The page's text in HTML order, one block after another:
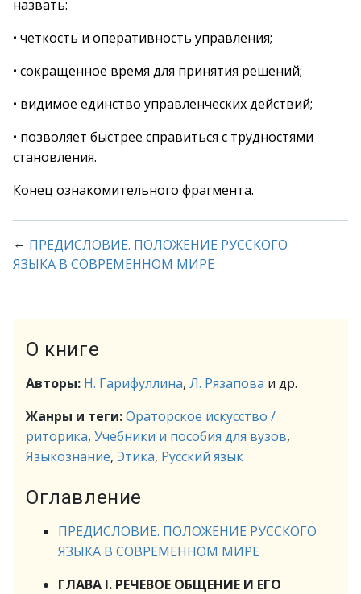
назвать:
• четкость и оперативность управления;
• сокращенное время для принятия решений;
• видимое единство управленческих действий;
• позволяет быстрее справиться с трудностями
становления.
Конец ознакомительного фрагмента.
← ПРЕДИСЛОВИЕ. ПОЛОЖЕНИЕ РУССКОГО
ЯЗЫКА В СОВРЕМЕННОМ МИРЕ
О книге
Авторы: Н. Гарифуллина, Л. Рязапова и др.
Жанры и теги:Ораторское искусство /
риторика, Учебники и пособия для вузов,
Языкознание, Этика, Русский язык
Оглавление
ПРЕДИСЛОВИЕ. ПОЛОЖЕНИЕ РУССКОГО
ЯЗЫКА В СОВРЕМЕННОМ МИРЕ
ГЛАВА I. РЕЧЕВОЕ ОБЩЕНИЕ И ЕГО